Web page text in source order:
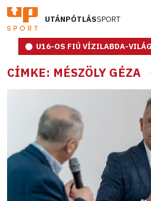
UTÁNPÓTLÁSSPORT
U16-OS FIÚ VÍZILABDA-
CÍMKE: MÉSZÖLY GÉZA